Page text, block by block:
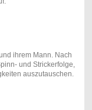
ihrem Mann. Nach
und Strickerfolge,
auszutauschen.